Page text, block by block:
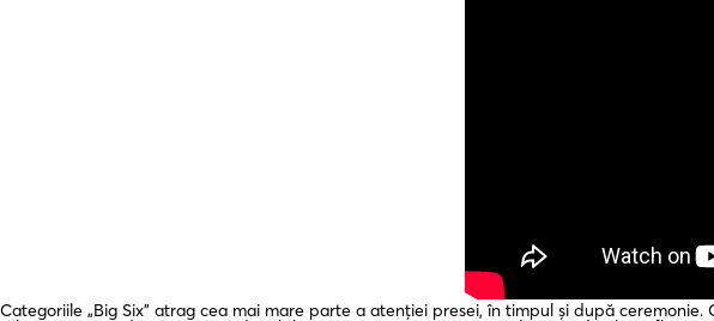
Categoriile „Big Six” atrag cea mai mare parte a atenției presei, în timpul și după